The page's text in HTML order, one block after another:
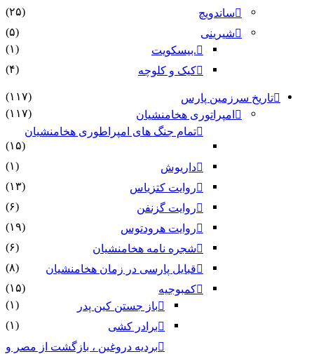
ساندویچ
(۲۵)
شیرینی
(۵)
.بیسکویت
(۱)
کیک و کلوچه
(۴)
تاریخ سرزمین پارس
(۱۱۷)
امپراتوری هخامنشیان
(۱۱۷)
تمام جنگ های امپراطوری هخامنشیان
(۱۵)
داریوش
(۱)
روایت کتزیاس
(۱۳)
روایت گزنفن
(۶)
روایت هرودتوس
(۱۹)
شجره نامه هخامنشیان
(۶)
قبایل پارسی در زمان هخامنشیان
(۸)
کمبوجیه
(۱۵)
باز جستن کین پدر
(۱)
برادر کشی
(۱)
بردیه دروغین ، بازگشت از مصر و